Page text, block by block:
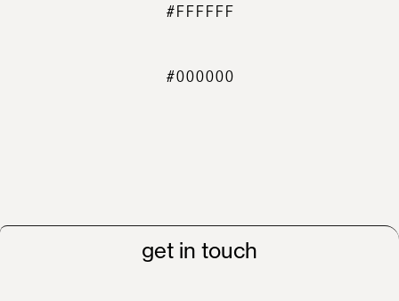
#FFFFFF
#000000
get in touch